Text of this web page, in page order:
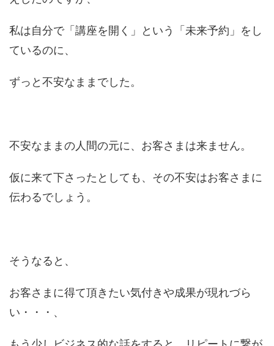
私は自分で「講座を開く」という「未来予約」をし
ているのに、
ずっと不安なままでした。
不安なままの人間の元に、お客さまは来ません。
仮に来て下さったとしても、その不安はお客さまに
伝わるでしょう。
そうなると、
お客さまに得て頂きたい気付きや成果が現れづら
い・・・、